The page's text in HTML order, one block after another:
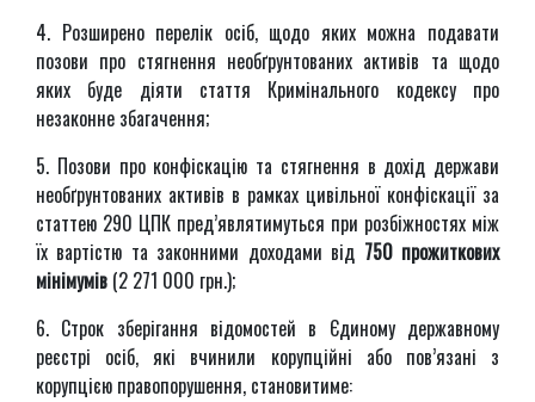
4. Розширено перелік осіб, щодо яких можна подавати
позови про стягнення необґрунтованих активів та щодо
яких буде діяти стаття Кримінального кодексу про
незаконне збагачення;
5. Позови про конфіскацію та стягнення в дохід держави
необґрунтованих активів в рамках цивільної конфіскації за
статтею 290 ЦПК пред’являтимуться при розбіжностях між
їх вартістю та законними доходами від 750 прожиткових
мінімумів (2 271 000 грн.);
6. Строк зберігання відомостей в Єдиному державному
реєстрі осіб, які вчинили корупційні або пов’язані з
корупцією правопорушення, становитиме: